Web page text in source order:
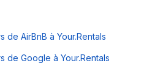
de AirBnB à Your.Rentals
de Google à Your.Rentals